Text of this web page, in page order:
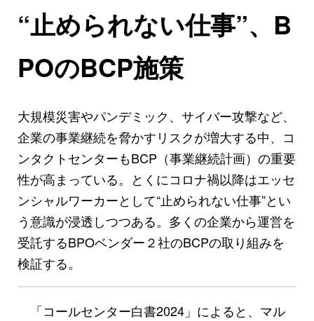
“止められない仕事”、B
POのBCP施策
大規模災害やパンデミック、サイバー攻撃など、
企業の事業継続を脅かすリスクが増大する中、コ
ンタクトセンターもBCP（事業継続計画）の重要
性が高まっている。とくにコロナ禍以降はエッセ
ンシャルワーカーとして“止められない仕事”とい
う意識が浸透しつつある。多くの企業から運営を
受託するBPOベンダー２社のBCPの取り組みを
検証する。
「コールセンター白書2024」によると、マル